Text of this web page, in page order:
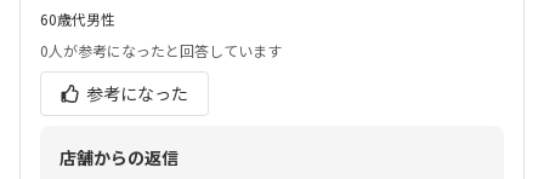
60歳代男性
0人が参考になったと回答しています
参考になった
店舗からの返信